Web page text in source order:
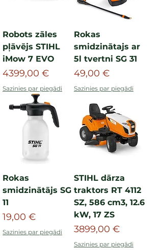
Robots zāles
pļāvējs STIHL
iMow 7 EVO
Cena
4399,00 €
Sazinies par piegādi
Rokas
smidzinātajs ar
5l tvertni SG 31
Cena
49,00 €
Sazinies par piegādi
Rokas
smidzinātājs SG
11
Cena
19,00 €
Sazinies par piegādi
STIHL dārza
traktors RT 4112
SZ, 586 cm3, 12.6
kW, 17 ZS
Cena
3899,00 €
Sazinies par piegādi